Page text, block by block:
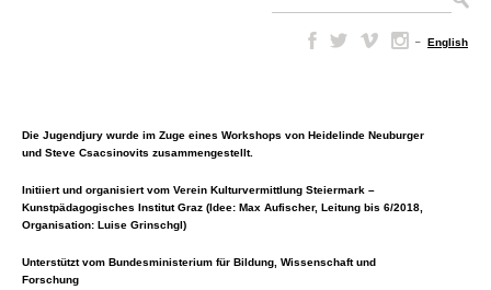
– English
Die Jugendjury wurde im Zuge eines Workshops von Heidelinde Neuburger
und Steve Csacsinovits zusammengestellt.
Initiiert und organisiert vom Verein Kulturvermittlung Steiermark –
Kunstpädagogisches Institut Graz (Idee: Max Aufischer, Leitung bis 6/2018,
Organisation: Luise Grinschgl)
Unterstützt vom Bundesministerium für Bildung, Wissenschaft und
Forschung